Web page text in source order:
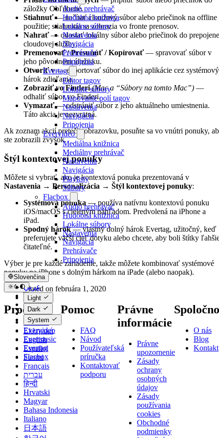
Audio prehrávač
Hudobná knižnica
Lokálne súbory
Nastavenia
Navigácia
Prehrávače
Pripojenia
Evertag
Editor tagov
Lokálne súbory
Mapovanie polí tagov
Nastavenia
Navigácia
Pripojenia
Evervideo
Mediálna knižnica
Mediálny prehrávač
Nastavenia
Navigácia
Playlisty
Súbory
Flacbox
Audio prehrávač
Hudobná knižnica
Lokálne súbory
Nastavenia
Navigácia
Prehrávače
Pripojenia
Slovenčina
عربي
Català
Čeština
Dansk
Deutsch
Ελληνικά
English
Español
Suomi
Français
עברית
हिन्दी
Hrvatski
Magyar
Bahasa Indonesia
Italiano
日本語
Light
Dark
System
záložky Obľúbené.
Stiahnuť— načítať cloudový súbor alebo priečinok na offline
použitie; stiahnutia sa zobrazia vo fronte prenosov.
Nahrať— odoslať lokálny súbor alebo priečinok do
cloudovej služby.
Premenovať / Presunúť / Kopírovať— spravovať súbor v
jeho pôvodnom úložisku.
Otvoriť v— exportovať súbor do inej aplikácie cez systémový
hárok zdieľania.
Zobraziť vo Finderi (Mac a “Súbory na tomto Mac”) —
odhaliť súbor vo Finderi.
Vymazať— odstrániť súbor z jeho aktuálneho umiestnenia.
Táto akcia je nezvratná.
Ak zoznam akcií pretečie obrazovku, posuňte sa vo vnútri ponuky,
ste zobrazili zvyšok.
Štýl kontextovej ponuky
Môžete si vybrať, ako je kontextová ponuka prezentovaná v
Nastavenia → Personalizácia → Štýl kontextovej ponuky:
Systémová ponuka — používa natívnu kontextovú ponuku
iOS/macOS s cieleným náhľadom. Predvolená na iPhone a
iPad.
Spodný hárok— vlastný dolný hárok Evertag, užitočný, keď
preferujete väčší cieľ dotyku alebo chcete, aby boli štítky
čitateľné.
Výber je pre každé zariadenie, takže môžete kombinovať systémové
ponuky na iPhone s dolným hárkom na iPade (alebo naopak).
Last updated on februára 1, 2020
Produkty
Evervideo
Evermusic
Evertag
Flacbox
Pomoc
FAQ
Návod
Používateľská
príručka
Kontaktovať
podporu
Právne
informácie
Právne
upozornenie
Zásady
ochrany
osobných
údajov
Zásady
používania
cookies
Obchodné
podmienky
O nás
Blog
Kontakt